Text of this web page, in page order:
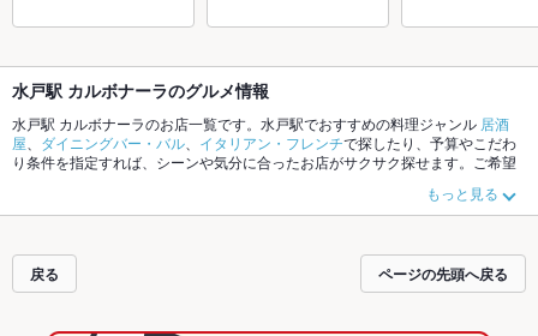
水戸駅 カルボナーラのグルメ情報
水戸駅 カルボナーラのお店一覧です。水戸駅でおすすめの料理ジャンル 居酒
屋
ダイニングバー・バル イタリアン・フレンチで探したり、予算やこだわ
り条件を指定すれば、シーンや気分に合ったお店がサクサク探せます。ご希望
チェックしてみてください。ホットペッパーグルメなら、お得なクーポンはも
ちろん、こだわりメニューからあげ、お茶漬け、モツ煮込みや季節のおすすめ
なネット予約が使えるお店も拡大中です。友達どうしの飲み会にも、会社の宴
会にも、デートやパーティーにもお得に便利にホットペッパーグルメをご利用
ください。
もっと見る
戻る ページの先頭へ戻る